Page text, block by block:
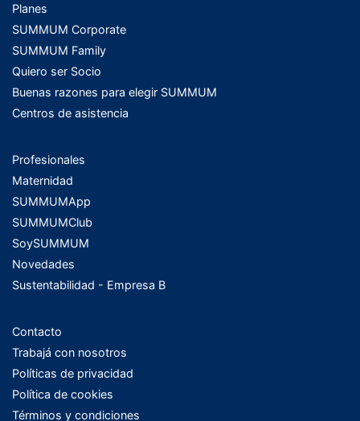
Planes
SUMMUM Corporate
SUMMUM Family
Quiero ser Socio
Buenas razones para elegir SUMMUM
Centros de asistencia
Profesionales
Maternidad
SUMMUMApp
SUMMUMClub
SoySUMMUM
Novedades
Sustentabilidad - Empresa B
Contacto
Trabajá con nosotros
Políticas de privacidad
Política de cookies
Términos y condiciones